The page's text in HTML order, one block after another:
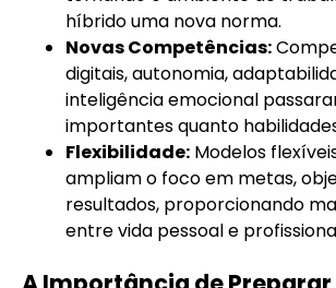
híbrido uma nova norma.
Novas Competências:
digitais, autonomia,
inteligência emocional
importantes quanto
Flexibilidade: Modelos
ampliam o foco em metas,
resultados, proporcionando
entre vida pessoal e